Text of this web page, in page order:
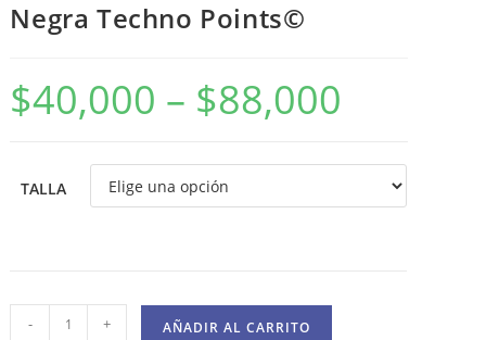
Negra Techno Points©
$40,000 – $88,000
TALLA
Chaqueta
- + AÑADIR AL CARRITO